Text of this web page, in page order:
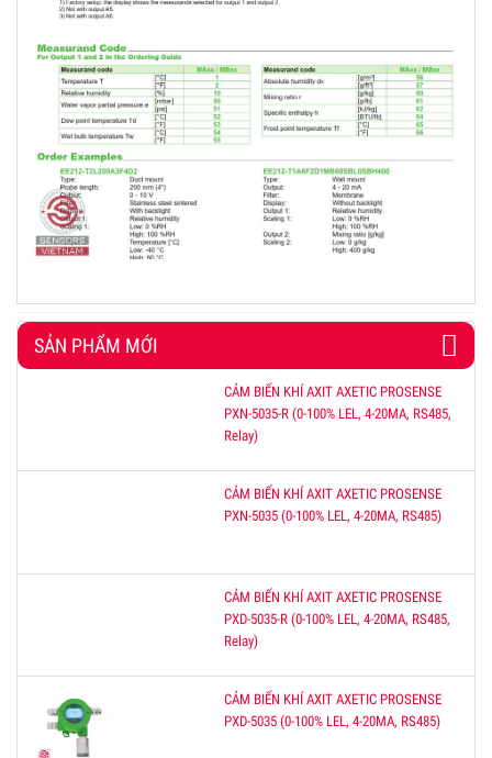
SẢN PHẨM MỚI
CẢM BIẾN KHÍ AXIT AXETIC PROSENSE
PXN-5035-R (0-100% LEL, 4-20MA, RS485,
Relay)
CẢM BIẾN KHÍ AXIT AXETIC PROSENSE
PXN-5035 (0-100% LEL, 4-20MA, RS485)
CẢM BIẾN KHÍ AXIT AXETIC PROSENSE
PXD-5035-R (0-100% LEL, 4-20MA, RS485,
Relay)
CẢM BIẾN KHÍ AXIT AXETIC PROSENSE
PXD-5035 (0-100% LEL, 4-20MA, RS485)